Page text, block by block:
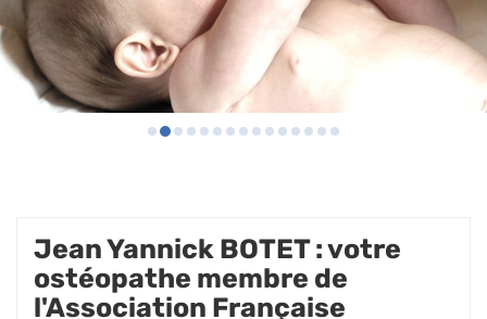
Jean Yannick BOTET : votre
ostéopathe membre de
l'Association Française